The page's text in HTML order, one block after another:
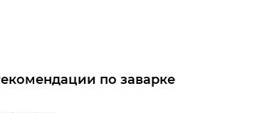
по заварке